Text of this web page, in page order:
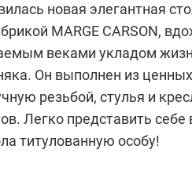
новая элегантная
MARGE CARSON,
веками укладом
Он выполнен из
резьбой, стулья и
Легко представить себе
титулованную особу!